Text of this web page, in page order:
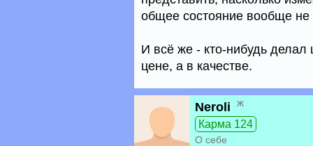
общее состояние вообще не
И всё же - кто-нибудь
цене, а в качестве.
Neroli ж
Карма 124
О себе